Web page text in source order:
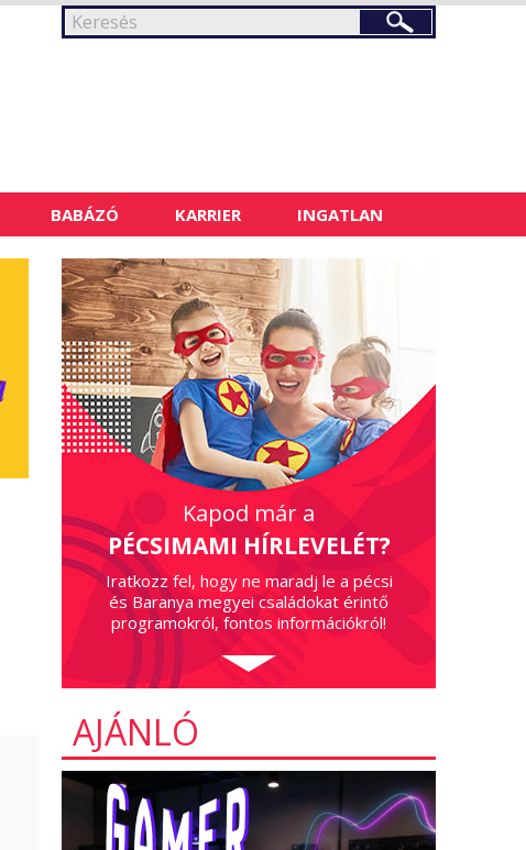
BABÁZÓ KARRIER INGATLAN
Kapod már a
PÉCSIMAMI HÍRLEVELÉT?
Iratkozz fel, hogy ne maradj le a pécsi
és Baranya megyei családokat érintő
programokról, fontos információkról!
AJÁNLÓ